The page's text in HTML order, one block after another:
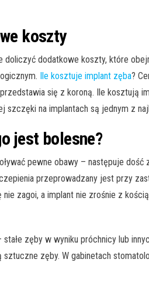
koszty
dodatkowe koszty, które
Ile kosztuje implant zęba?
się z koroną. Ile
na implantach są jednym z
jest bolesne?
pewne obawy – następuje
przeprowadzany jest przy
zagoi, a implant nie zrośnie z
zęby w wyniku próchnicy lub
zęby. W gabinetach